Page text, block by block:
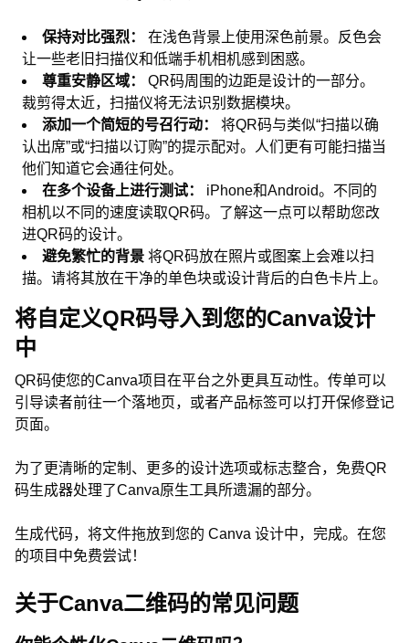
保持对比强烈： 在浅色背景上使用深色前景。反色会
让一些老旧扫描仪和低端手机相机感到困惑。
尊重安静区域： QR码周围的边距是设计的一部分。
裁剪得太近，扫描仪将无法识别数据模块。
添加一个简短的号召行动： 将QR码与类似“扫描以确
认出席”或“扫描以订购”的提示配对。人们更有可能扫描当
他们知道它会通往何处。
在多个设备上进行测试： iPhone和Android。不同的
相机以不同的速度读取QR码。了解这一点可以帮助您改
进QR码的设计。
避免繁忙的背景 将QR码放在照片或图案上会难以扫
描。请将其放在干净的单色块或设计背后的白色卡片上。
将自定义QR码导入到您的Canva设计
中
QR码使您的Canva项目在平台之外更具互动性。传单可以
引导读者前往一个落地页，或者产品标签可以打开保修登记
页面。
为了更清晰的定制、更多的设计选项或标志整合，免费QR
码生成器处理了Canva原生工具所遗漏的部分。
生成代码，将文件拖放到您的 Canva 设计中，完成。在您
的项目中免费尝试！
关于Canva二维码的常见问题